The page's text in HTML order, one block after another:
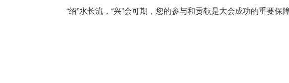
“绍”水长流，“兴”会可期，您的参与和贡献是大会成功的重要保